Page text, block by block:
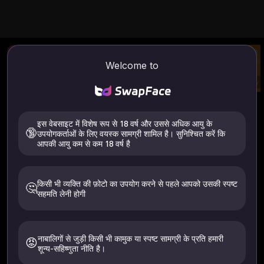
Welcome to
🔞
इस वेबसाइट में विशेष रूप से 18 वर्ष और उससे अधिक आयु के
उपयोगकर्ताओं के लिए वयस्क सामग्री शामिल है। सुनिश्चित करें कि
आपकी आयु कम से कम 18 वर्ष है
🤔किसी भी व्यक्ति की फ़ोटो का उपयोग करने से पहले आपको उसकी स्पष्ट
सहमति लेनी होगी
😡नाबालिगों से जुड़ी किसी भी कामुक या स्पष्ट सामग्री के प्रति हमारी
शून्य-सहिष्णुता नीति है।
अपनी छवि और प्रॉम्प्ट से वीडियो
बनाएं
कपड़े
छवि चेहरा स्वैप वीडियो फेस स्वैप
केवल अपनी या उन लोगों की छवियां अपलोड करें जिन्होंने स्पष्ट सहमति दी है। 18+
होना चाहिए. 24 घंटे के अंदर हटा दिया गया.